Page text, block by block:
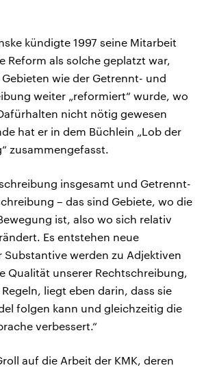
kündigte 1997 seine Mitarbeit
Reform als solche geplatzt war,
wie der Getrennt- und
weiter „reformiert“ wurde, wo
nicht nötig gewesen
hat er in dem Büchlein „Lob der
zusammengefasst.
insgesamt und Getrennt-
– das sind Gebiete, wo die
ist, also wo sich relativ
Es entstehen neue
Substantive werden zu Adjektiven
Qualität unserer Rechtschreibung,
liegt eben darin, dass sie
folgen kann und gleichzeitig die
verbessert.“
auf die Arbeit der KMK, deren